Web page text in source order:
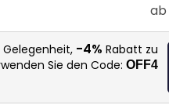
ab
-4% Rabatt zu
Sie den Code: OFF4